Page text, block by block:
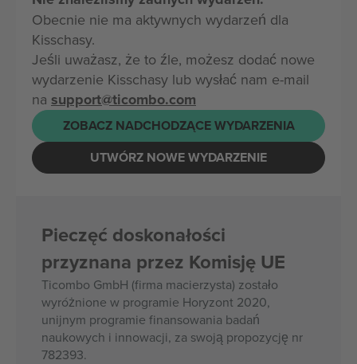
Obecnie nie ma aktywnych wydarzeń dla
Kisschasy.
Jeśli uważasz, że to źle, możesz dodać nowe
wydarzenie Kisschasy lub wysłać nam e-mail
na support@ticombo.com
ZOBACZ NADCHODZĄCE WYDARZENIA
UTWÓRZ NOWE WYDARZENIE
Pieczęć doskonałości
przyznana przez Komisję UE
Ticombo GmbH (firma macierzysta) zostało
wyróżnione w programie Horyzont 2020,
unijnym programie finansowania badań
naukowych i innowacji, za swoją propozycję nr
782393.